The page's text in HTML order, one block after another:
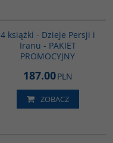
4 książki - Dzieje Persji i
Iranu - PAKIET
PROMOCYJNY
187.00PLN
ZOBACZ